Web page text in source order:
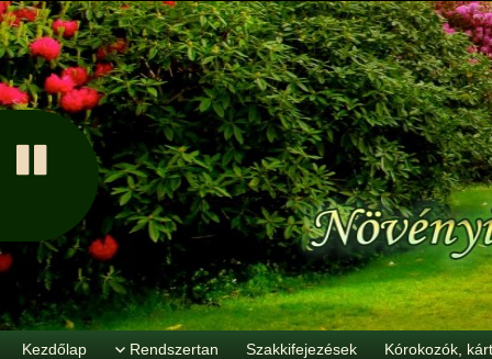
Kezdőlap Rendszertan Szakkifejezések Kórokozók,